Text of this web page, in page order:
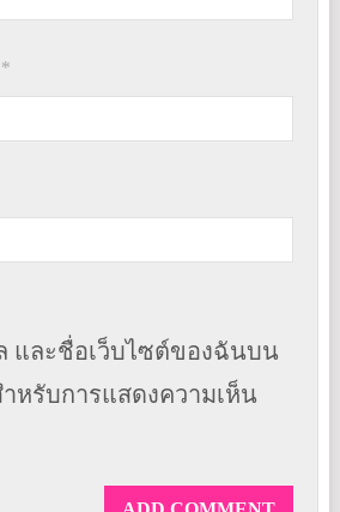
*
และชื่อเว็บไซต์ของฉันบน
ำหรับการแสดงความเห็น